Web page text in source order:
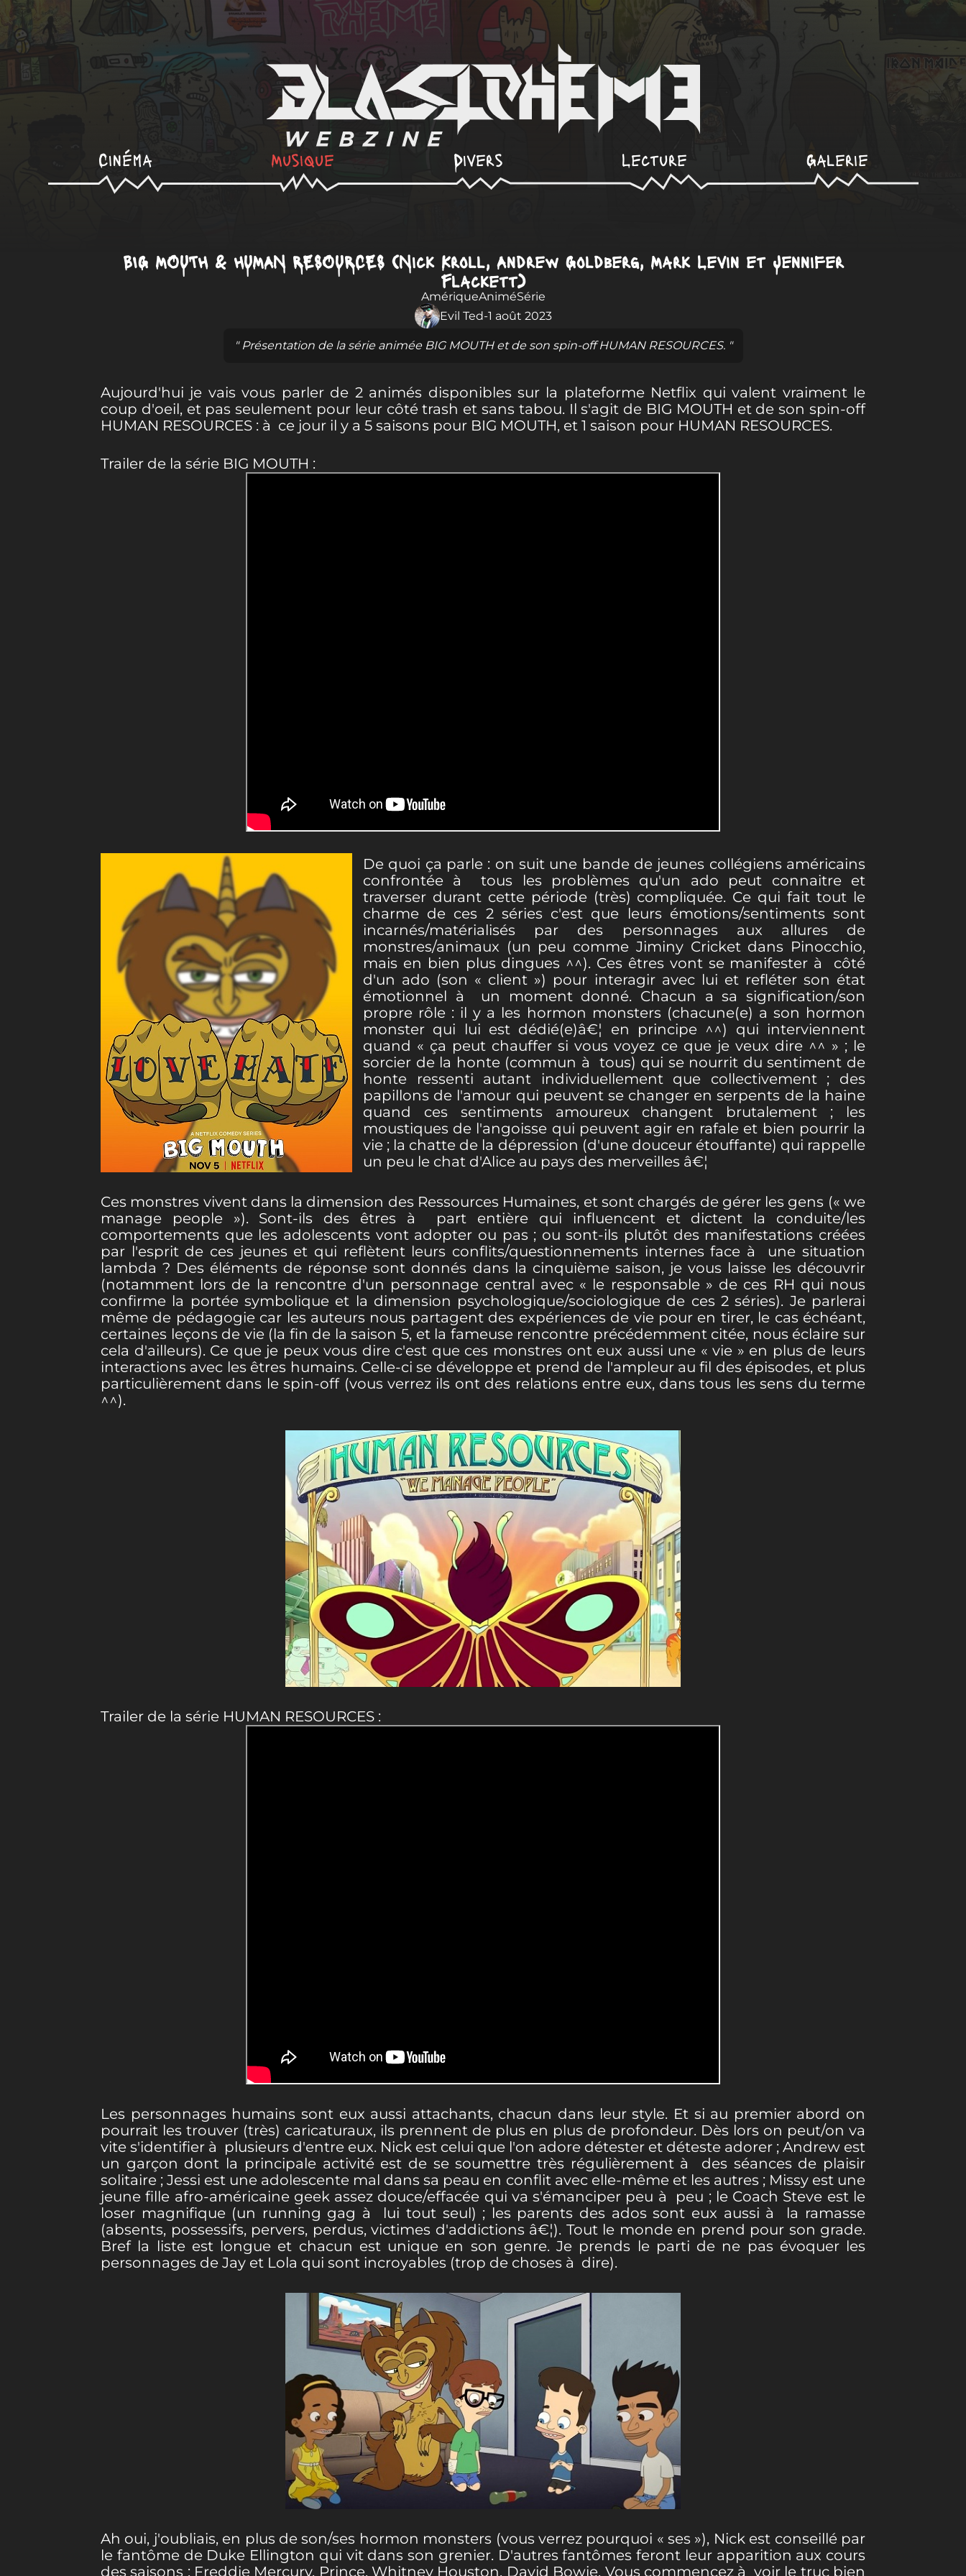
Cinéma Musique Divers Lecture Galerie
BIG MOUTH & HUMAN RESOURCES (Nick Kroll, Andrew Goldberg, Mark Levin et Jennifer
Flackett)
AmériqueAniméSérie
Evil Ted-1 août 2023
" Présentation de la série animée BIG MOUTH et de son spin-off HUMAN RESOURCES. "
Aujourd'hui je vais vous parler de 2 animés disponibles sur la plateforme Netflix qui valent vraiment le
coup d'oeil, et pas seulement pour leur côté trash et sans tabou. Il s'agit de BIG MOUTH et de son spin-off
HUMAN RESOURCES : à ce jour il y a 5 saisons pour BIG MOUTH, et 1 saison pour HUMAN RESOURCES.
Trailer de la série BIG MOUTH :
De quoi ça parle : on suit une bande de jeunes collégiens américains
confrontée à tous les problèmes qu'un ado peut connaitre et
traverser durant cette période (très) compliquée. Ce qui fait tout le
charme de ces 2 séries c'est que leurs émotions/sentiments sont
incarnés/matérialisés par des personnages aux allures de
monstres/animaux (un peu comme Jiminy Cricket dans Pinocchio,
mais en bien plus dingues ^^). Ces êtres vont se manifester à côté
d'un ado (son « client ») pour interagir avec lui et refléter son état
émotionnel à un moment donné. Chacun a sa signification/son
propre rôle : il y a les hormon monsters (chacune(e) a son hormon
monster qui lui est dédié(e)â€¦ en principe ^^) qui interviennent
quand « ça peut chauffer si vous voyez ce que je veux dire ^^ » ; le
sorcier de la honte (commun à tous) qui se nourrit du sentiment de
honte ressenti autant individuellement que collectivement ; des
papillons de l'amour qui peuvent se changer en serpents de la haine
quand ces sentiments amoureux changent brutalement ; les
moustiques de l'angoisse qui peuvent agir en rafale et bien pourrir la
vie ; la chatte de la dépression (d'une douceur étouffante) qui rappelle
un peu le chat d'Alice au pays des merveilles â€¦
Ces monstres vivent dans la dimension des Ressources Humaines, et sont chargés de gérer les gens (« we
manage people »). Sont-ils des êtres à part entière qui influencent et dictent la conduite/les
comportements que les adolescents vont adopter ou pas ; ou sont-ils plutôt des manifestations créées
par l'esprit de ces jeunes et qui reflètent leurs conflits/questionnements internes face à une situation
lambda ? Des éléments de réponse sont donnés dans la cinquième saison, je vous laisse les découvrir
(notamment lors de la rencontre d'un personnage central avec « le responsable » de ces RH qui nous
confirme la portée symbolique et la dimension psychologique/sociologique de ces 2 séries). Je parlerai
même de pédagogie car les auteurs nous partagent des expériences de vie pour en tirer, le cas échéant,
certaines leçons de vie (la fin de la saison 5, et la fameuse rencontre précédemment citée, nous éclaire sur
cela d'ailleurs). Ce que je peux vous dire c'est que ces monstres ont eux aussi une « vie » en plus de leurs
interactions avec les êtres humains. Celle-ci se développe et prend de l'ampleur au fil des épisodes, et plus
particulièrement dans le spin-off (vous verrez ils ont des relations entre eux, dans tous les sens du terme
^^).
Trailer de la série HUMAN RESOURCES :
Les personnages humains sont eux aussi attachants, chacun dans leur style. Et si au premier abord on
pourrait les trouver (très) caricaturaux, ils prennent de plus en plus de profondeur. Dès lors on peut/on va
vite s'identifier à plusieurs d'entre eux. Nick est celui que l'on adore détester et déteste adorer ; Andrew est
un garçon dont la principale activité est de se soumettre très régulièrement à des séances de plaisir
solitaire ; Jessi est une adolescente mal dans sa peau en conflit avec elle-même et les autres ; Missy est une
jeune fille afro-américaine geek assez douce/effacée qui va s'émanciper peu à peu ; le Coach Steve est le
loser magnifique (un running gag à lui tout seul) ; les parents des ados sont eux aussi à la ramasse
(absents, possessifs, pervers, perdus, victimes d'addictions â€¦). Tout le monde en prend pour son grade.
Bref la liste est longue et chacun est unique en son genre. Je prends le parti de ne pas évoquer les
personnages de Jay et Lola qui sont incroyables (trop de choses à dire).
Ah oui, j'oubliais, en plus de son/ses hormon monsters (vous verrez pourquoi « ses »), Nick est conseillé par
le fantôme de Duke Ellington qui vit dans son grenier. D'autres fantômes feront leur apparition aux cours
des saisons : Freddie Mercury, Prince, Whitney Houston, David Bowie. Vous commencez à voir le truc bien